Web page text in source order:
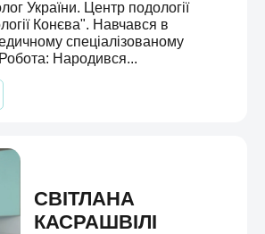
України. Центр подології
Конєва". Навчався в
спеціалізованому
Народився...
СВІТЛАНА
КАСРАШВІЛІ